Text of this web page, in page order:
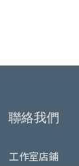
聯絡我們
工作室店鋪